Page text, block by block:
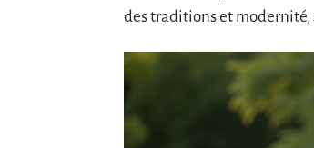
des traditions et modernité,